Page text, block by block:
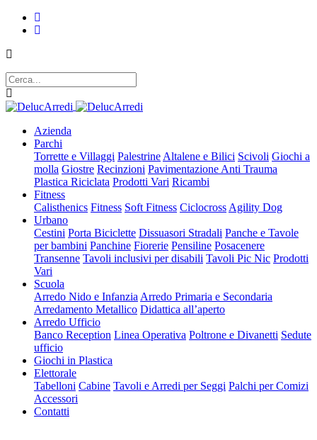
Azienda
Parchi
Torrette e Villaggi Palestrine Altalene e Bilici Scivoli Giochi a
molla Giostre Recinzioni Pavimentazione Anti Trauma
Plastica Riciclata Prodotti Vari Ricambi
Fitness
Calisthenics Fitness Soft Fitness Ciclocross Agility Dog
Urbano
Cestini Porta Biciclette Dissuasori Stradali Panche e Tavole
per bambini Panchine Fiorerie Pensiline Posacenere
Transenne Tavoli inclusivi per disabili Tavoli Pic Nic Prodotti
Vari
Scuola
Arredo Nido e Infanzia Arredo Primaria e Secondaria
Arredamento Metallico Didattica all’aperto
Arredo Ufficio
Banco Reception Linea Operativa Poltrone e Divanetti Sedute
ufficio
Giochi in Plastica
Elettorale
Tabelloni Cabine Tavoli e Arredi per Seggi Palchi per Comizi
Accessori
Contatti